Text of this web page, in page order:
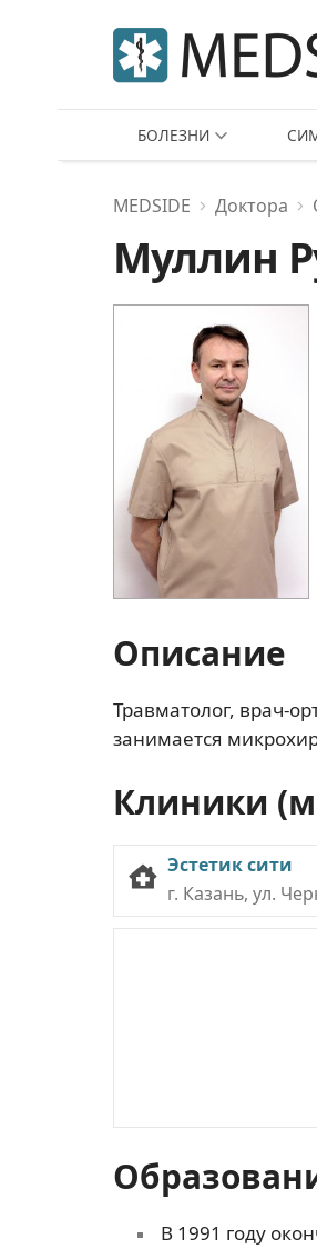
БОЛЕЗНИ
MEDSIDE Доктора
Муллин
Описание
Травматолог, врач-
занимается
Клиники
Эстетик сити
г. Казань, ул.
В 1991 году